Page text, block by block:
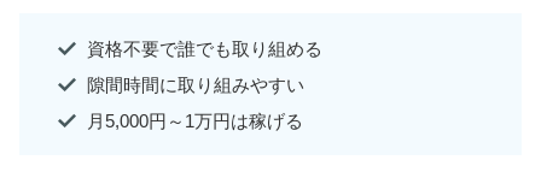
資格不要で誰でも取り組める
隙間時間に取り組みやすい
月5,000円～1万円は稼げる